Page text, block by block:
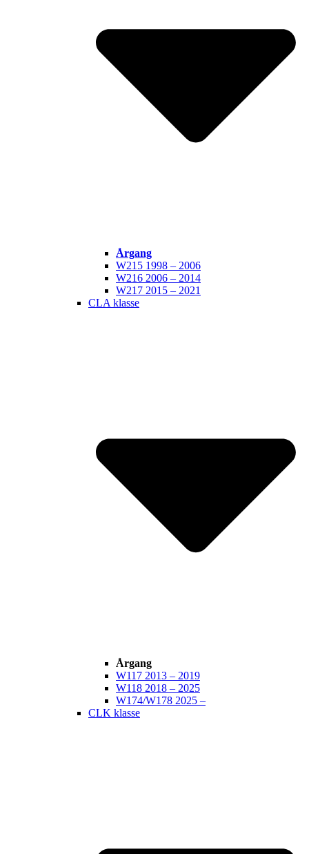
Årgang
W215 1998 – 2006
W216 2006 – 2014
W217 2015 – 2021
CLA klasse
Årgang
W117 2013 – 2019
W118 2018 – 2025
W174/W178 2025 –
CLK klasse